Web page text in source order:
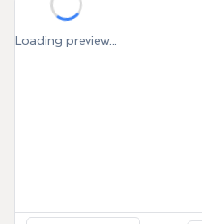
Loading preview...